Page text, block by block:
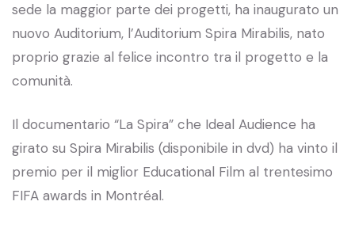
sede la maggior parte dei progetti, ha inaugurato un
nuovo Auditorium, l’Auditorium Spira Mirabilis, nato
proprio grazie al felice incontro tra il progetto e la
comunità.
Il documentario “La Spira” che Ideal Audience ha
girato su Spira Mirabilis (disponibile in dvd) ha vinto il
premio per il miglior Educational Film al trentesimo
FIFA awards in Montréal.